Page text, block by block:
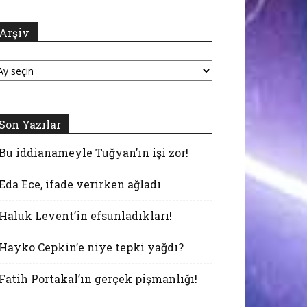
Yazılar
iddianameyle Tuğyan’ın işi zor!
Ece, ifade verirken ağladı
Levent’in efsunladıkları!
Cepkin’e niye tepki yağdı?
Portakal’ın gerçek pişmanlığı!